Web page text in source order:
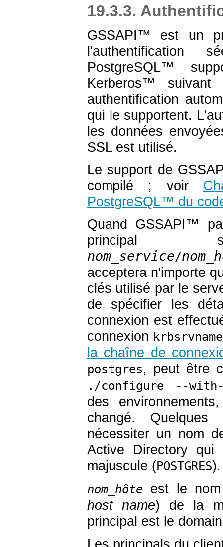
19.3.3.
GSSAPI™ est un
l'authentification
PostgreSQL™
Kerberos™ suivant
authentification
qui le supportent.
les données
SSLest utilisé.
Le support de
compilé ; voir
PostgreSQL™ du
Quand GSSAPI™
principal
nom_service/
acceptera n'importe
clés utilisé par le
de spécifier les
connexion est
connexion krbsrvname
la chaîne de
postgres, peut être
./configure --with-
des
changé. Quelques
nécessiter un nom
Active Directory
majuscule (POSTGRES).
nom_hôte est le
host name) de la
principal est le
Les principals du